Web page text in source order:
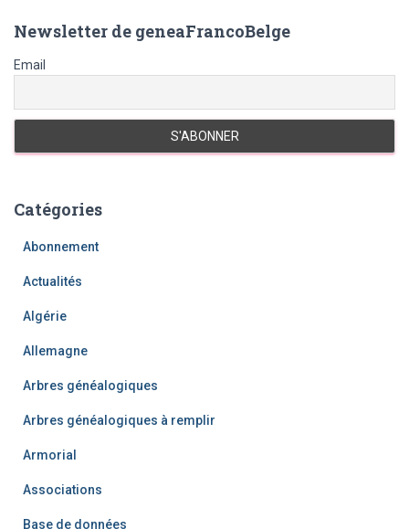
Newsletter de geneaFrancoBelge
Email
Catégories
Abonnement
Actualités
Algérie
Allemagne
Arbres généalogiques
Arbres généalogiques à remplir
Armorial
Associations
Base de données